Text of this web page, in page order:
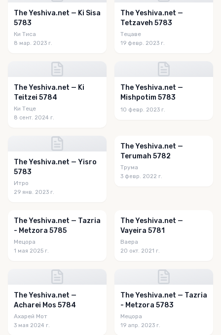
The Yeshiva.net — Ki Sisa
5783
Ки Тиса
8 мар. 2023 г.
The Yeshiva.net —
Tetzaveh 5783
Тецаве
19 февр. 2023 г.
The Yeshiva.net — Ki
Teitzei 5784
Ки Теце
8 сент. 2024 г.
The Yeshiva.net —
Mishpotim 5783
10 февр. 2023 г.
The Yeshiva.net — Yisro
5783
Итро
29 янв. 2023 г.
The Yeshiva.net —
Terumah 5782
Трума
3 февр. 2022 г.
The Yeshiva.net — Tazria
- Metzora 5785
Мецора
1 мая 2025 г.
The Yeshiva.net —
Vayeira 5781
Ваера
20 окт. 2021 г.
The Yeshiva.net —
Acharei Mos 5784
Ахарей Мот
3 мая 2024 г.
The Yeshiva.net — Tazria
- Metzora 5783
Мецора
19 апр. 2023 г.